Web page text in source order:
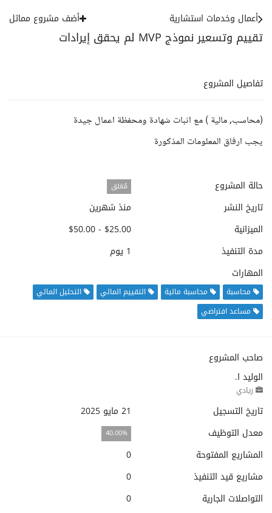
تقييم وتسعير نموذج MVP لم يحقق إيرادات
أعمال وخدمات استشارية أضف مشروع مماثل
تفاصيل المشروع
(محاسب, مالية ) مع اثبات شهادة ومحفظة اعمال جيدة
يجب ارفاق المعلومات المذكورة
حالة المشروع مُغلق
تاريخ النشر
منذ شهرين
الميزانية
$25.00 - $50.00
مدة التنفيذ
1 يوم
المهارات
محاسبة محاسبة مالية التقييم المالي
التحليل المالي
مساعد افتراضي
صاحب المشروع
الوليد ا.
ريادي
تاريخ التسجيل
21 مايو 2025
معدل التوظيف
40.00%
المشاريع المفتوحة
0
مشاريع قيد التنفيذ
0
التواصلات الجارية
0